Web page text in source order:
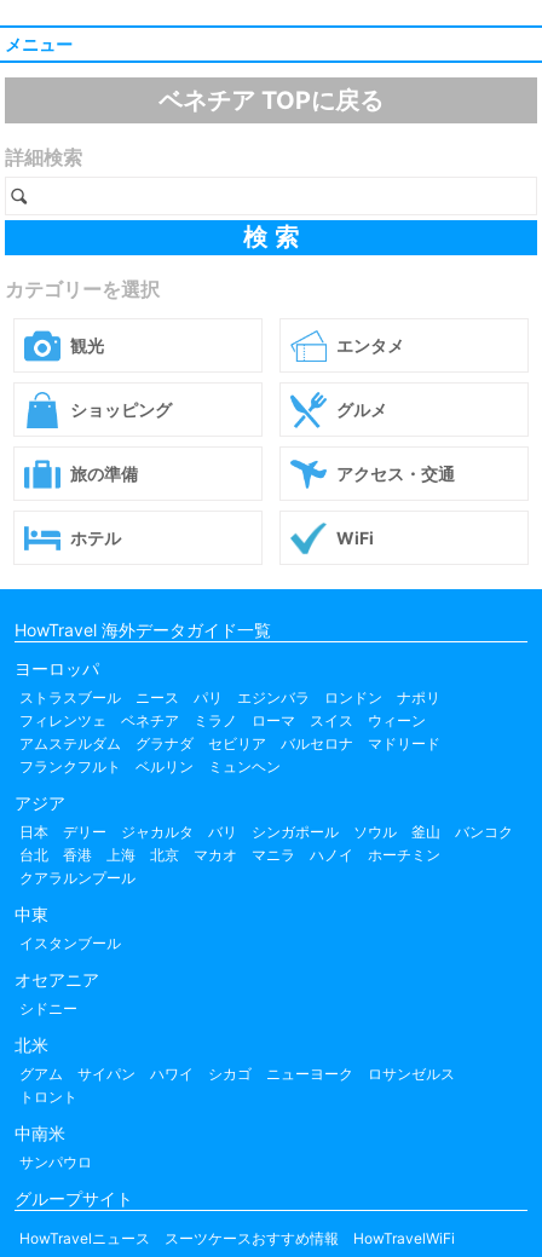
メニュー
ベネチア TOPに戻る
詳細検索
カテゴリーを選択
観光 エンタメ
ショッピング グルメ
旅の準備 アクセス・交通
ホテル WiFi
HowTravel 海外データガイド一覧
ヨーロッパ
ストラスブール ニース パリ エジンバラ ロンドン
ナポリ
フィレンツェ
ベネチア ミラノ ローマ スイス
ウィーン
アムステルダム
グラナダ セビリア バルセロナ
マドリード
フランクフルト
ベルリン ミュンヘン
アジア
日本 デリー ジャカルタ バリ シンガポール ソウル 釜山
バンコク
台北
香港 上海 北京 マカオ マニラ ハノイ
ホーチミン
クアラルンプール
中東
イスタンブール
オセアニア
シドニー
北米
グアム サイパン ハワイ シカゴ ニューヨーク
ロサンゼルス
トロント
中南米
サンパウロ
グループサイト
HowTravelニュース スーツケースおすすめ情報 HowTravelWiFi